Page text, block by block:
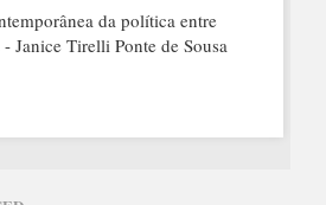
da política entre
Janice Tirelli Ponte de Sousa